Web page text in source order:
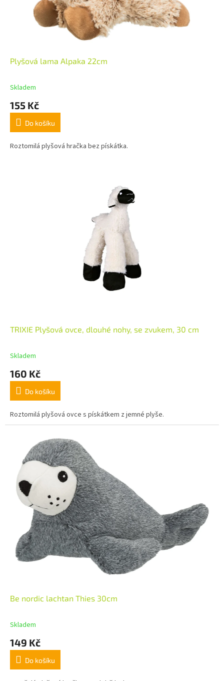
Plyšová lama Alpaka 22cm
Skladem
155 Kč
Do košíku
Roztomilá plyšová hračka bez pískátka.
TRIXIE Plyšová ovce, dlouhé nohy, se zvukem, 30 cm
Skladem
160 Kč
Do košíku
Roztomilá plyšová ovce s pískátkem z jemné plyše.
Be nordic lachtan Thies 30cm
Skladem
149 Kč
Do košíku